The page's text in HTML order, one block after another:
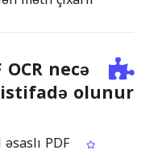
necə
istifadə olunur?
PDF